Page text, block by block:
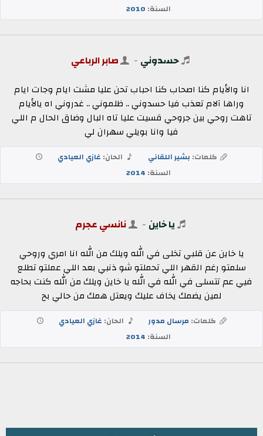
السنة: 2010
حسدوني - صابر الرباعي
انا والأيام كنا اصحاب كنا احباب تحن عليا مشت ايام وجات ايام
وراها آلام تعذب فيا حسدوني .. ظلموني .. غدروني اه يالأيام
تاهت روحي بين جروحي قسيت عليا تاه البال وضاق الحال م اللي
فيا وانا بويلي سهران لي
كلمات: بشير اللقاني الحان: غازي العيادي
السنة: 2014
يا خاين - نانسي عجرم
يا خاين عن قلبي تخلى في الله ويلك من الله انا امري وروحي
سلمتو رغم القهر اللي تحملتو شو ذنبي بعد اللي عملتو تطلع
فيي عم تتسلى في الله في الله يا خاين ويلك من الله كنت بحاجه
لمين يضمك يخاف عليك ويعتل همك من حالي بح
كلمات: مرسال مدور الحان: غازي العيادي
السنة: 2014